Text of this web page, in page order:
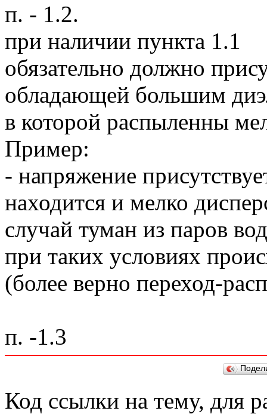
п. - 1.2.
при наличии пункта 1.1
обязательно должно
обладающей большим
в которой распыленны
Пример:
- напряжение
находится и мелко
случай туман из паров
при таких условиях
(более верно переход-
п. -1.3
Код ссылки на тему, для